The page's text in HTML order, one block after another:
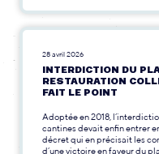
28 avril 2026
INTERDICTION DU
RESTAURATION
FAIT LE POINT
Adoptée en 2018,
cantines devait enfin entrer
décret qui en précisait les
d’une victoire en faveur du